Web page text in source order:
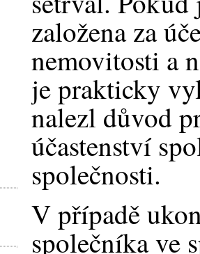
založena za
nemovitosti a
je prakticky
nalezl důvod
účastenství
společnosti.
V případě
společníka ve